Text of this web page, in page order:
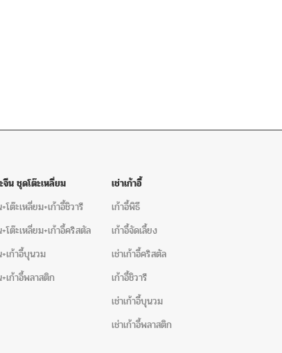
จีน ชุดโต๊ะเหลี่ยม
โต๊ะเหลี่ยม+เก้าอี้ชิวารี
+โต๊ะเหลี่ยม+เก้าอี้คริสตัล
+เก้าอี้บุนวม
+เก้าอี้พลาสติก
เช่าเก้าอี้
เก้าอี้พิธี
เก้าอี้จัดเลี้ยง
เช่าเก้าอี้คริสตัล
เก้าอี้ชิวารี
เช่าเก้าอี้บุนวม
เช่าเก้าอี้พลาสติก